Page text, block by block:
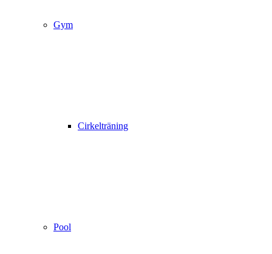
Gym
Cirkelträning
Pool